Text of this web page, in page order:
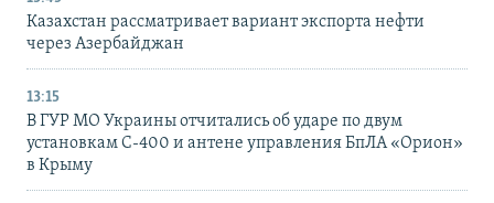
Казахстан рассматривает вариант экспорта нефти
через Азербайджан
13:15
В ГУР МО Украины отчитались об ударе по двум
установкам С-400 и антене управления БпЛА «Орион»
в Крыму